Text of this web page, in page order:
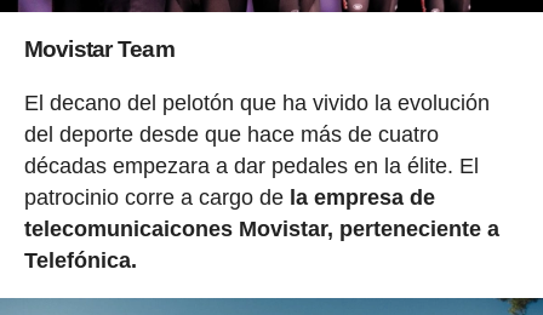
Movistar Team
El decano del pelotón que ha vivido la evolución
del deporte desde que hace más de cuatro
décadas empezara a dar pedales en la élite. El
patrocinio corre a cargo dela empresa de
telecomunicaicones Movistar, perteneciente a
Telefónica.